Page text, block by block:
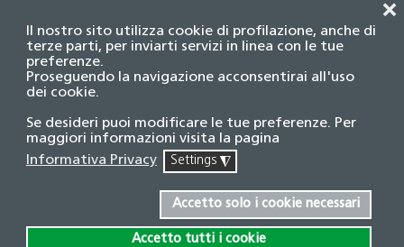
Il nostro sito utilizza cookie di profilazione, anche di
terze parti, per inviarti servizi in linea con le tue
preferenze.
Proseguendo la navigazione acconsentirai all'uso
dei cookie.
Se desideri puoi modificare le tue preferenze. Per
maggiori informazioni visita la pagina
Informativa Privacy
Settings ◮
Accetto solo i cookie necessari
Accetto tutti i cookie
❌
Informativa privacy
© 2026 Associazione TicinoEnergia. Tutti i diritti
riservati.